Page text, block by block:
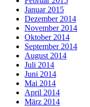
Januar 2015
Dezember 2014
November 2014
Oktober 2014
September 2014
August 2014
Juli 2014
Juni 2014
Mai 2014
April 2014
März 2014